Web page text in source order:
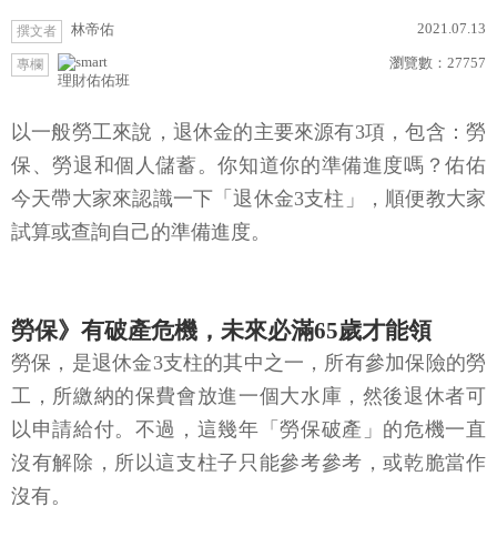
撰文者 林帝佑 2021.07.13
專欄
理財佑佑班
瀏覽數： 27757
以一般勞工來說，退休金的主要來源有3項，包含：勞
保、勞退和個人儲蓄。你知道你的準備進度嗎？佑佑
今天帶大家來認識一下「退休金3支柱」，順便教大家
試算或查詢自己的準備進度。
勞保》有破產危機，未來必滿65歲才能領
勞保，是退休金3支柱的其中之一，所有參加保險的勞
工，所繳納的保費會放進一個大水庫，然後退休者可
以申請給付。不過，這幾年「勞保破產」的危機一直
沒有解除，所以這支柱子只能參考參考，或乾脆當作
沒有。